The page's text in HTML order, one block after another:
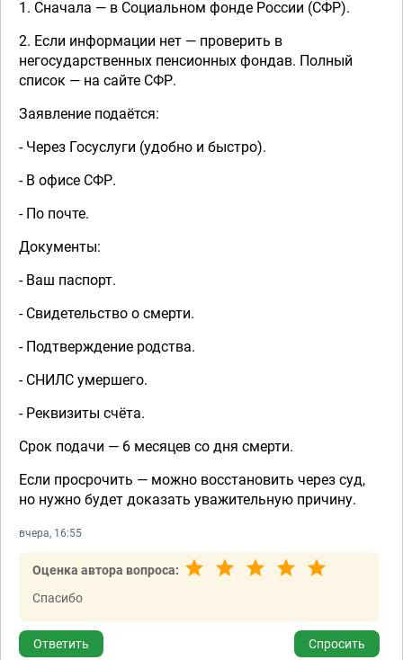
1. Сначала — в Социальном фонде России (СФР).
2. Если информации нет — проверить в
негосударственных пенсионных фондав. Полный
список — на сайте СФР.
Заявление подаётся:
- Через Госуслуги (удобно и быстро).
- В офисе СФР.
- По почте.
Документы:
- Ваш паспорт.
- Свидетельство о смерти.
- Подтверждение родства.
- СНИЛС умершего.
- Реквизиты счёта.
Срок подачи — 6 месяцев со дня смерти.
Если просрочить — можно восстановить через суд,
но нужно будет доказать уважительную причину.
вчера, 16:55
Оценка автора вопроса:
Спасибо
Ответить Спросить